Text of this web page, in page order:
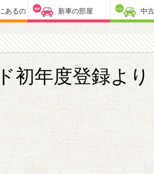
あるの 新車の部屋 中
初年度登録よ